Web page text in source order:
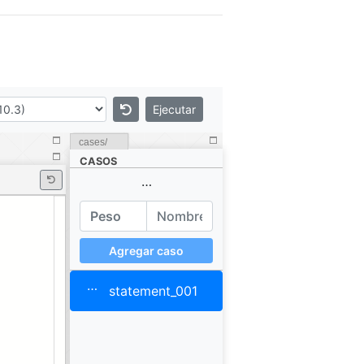
Ejecutar
cases/
CASOS
…
Agregar caso
… statement_001